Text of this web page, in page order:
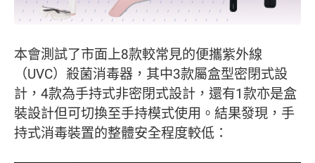
本會測試了市面上8款較常見的便攜紫外線
（UVC）殺菌消毒器，其中3款屬盒型密閉式設
計，4款為手持式非密閉式設計，還有1款亦是盒
裝設計但可切換至手持模式使用。結果發現，手
持式消毒裝置的整體安全程度較低：